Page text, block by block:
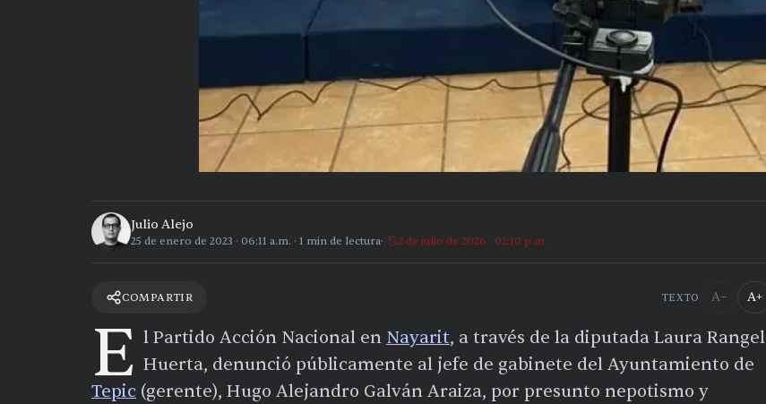
Julio Alejo
25 de enero de 2023 · 06:11 a.m. · 1 min de lectura 2 de julio de 2026 · 02:10 p.m.
COMPARTIR TEXTO A− A+
E l Partido Acción Nacional en Nayarit, a través de la diputada Laura Rangel
Huerta, denunció públicamente al jefe de gabinete del Ayuntamiento de
Tepic (gerente), Hugo Alejandro Galván Araiza, por presunto nepotismo y